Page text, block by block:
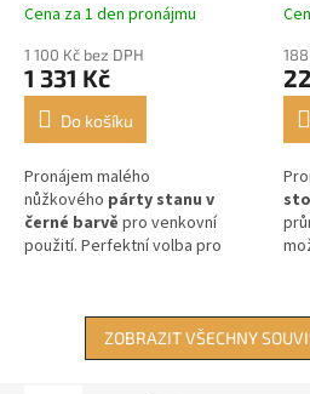
Cena za 1 den pronájmu
1 100 Kč bez DPH
1 331 Kč
Do košíku
Pronájem malého
nůžkového párty stanu v
černé barvě pro venkovní
použití. Perfektní volba pro
ZOBRAZIT VŠECHNY